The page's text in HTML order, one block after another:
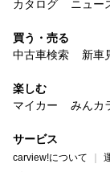
カタログ
ニュー
買う・売る
中古車検索
新車
楽しむ
マイカー
みんカ
サービス
carview!について